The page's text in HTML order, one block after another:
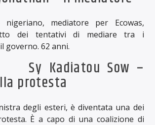
nigeriano, mediatore per Ecowas,
dei tentativi di mediare tra i
governo. 62 anni.
Sy Kadiatou Sow –
protesta
degli esteri, è diventata una dei
È a capo di una coalizione di